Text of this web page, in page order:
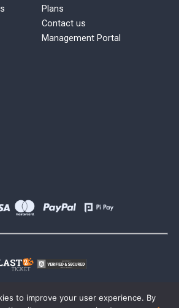
Plans
Contact us
Management Portal
to improve your user experience. By